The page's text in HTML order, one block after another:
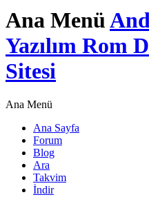
Ana Menü
Yazılım Rom
Sitesi
Ana Menü
Ana Sayfa
Forum
Blog
Ara
Takvim
İndir